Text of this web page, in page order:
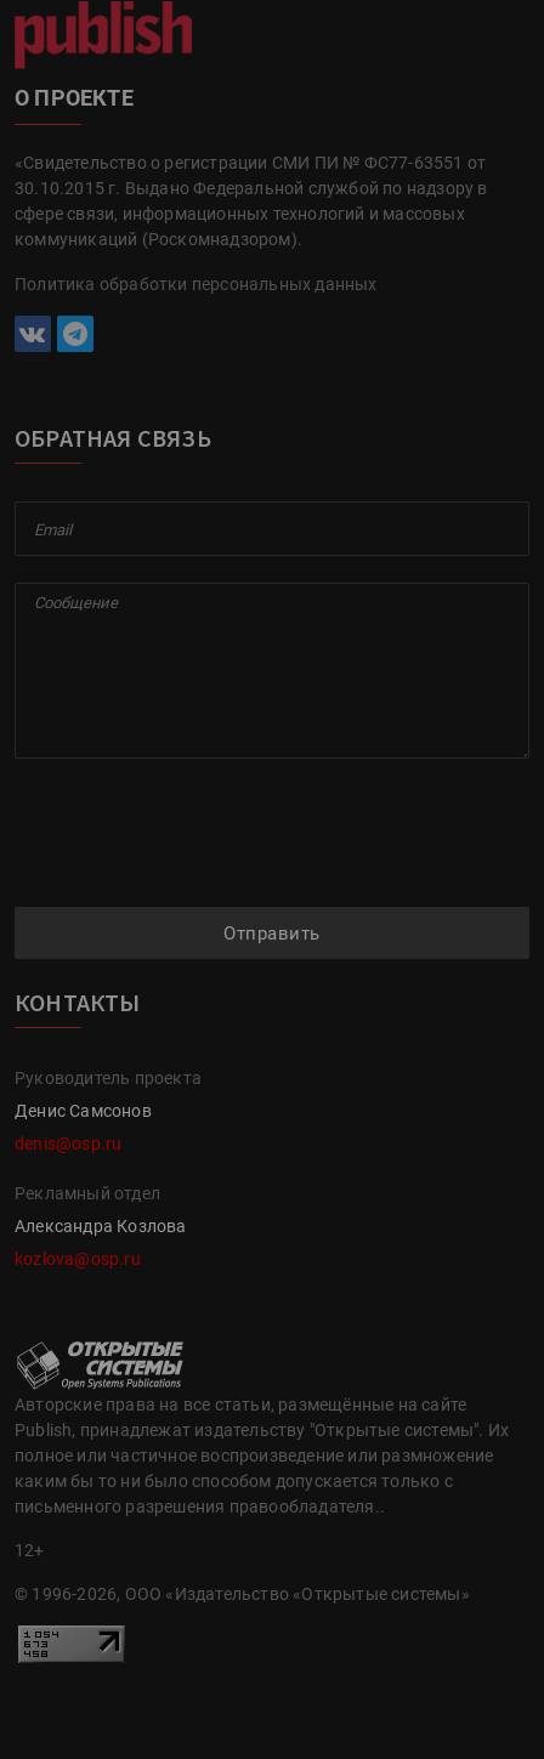
О ПРОЕКТЕ
«Свидетельство о регистрации СМИ ПИ № ФС77-63551 от
30.10.2015 г. Выдано Федеральной службой по надзору в
сфере связи, информационных технологий и массовых
коммуникаций (Роскомнадзором).
Политика обработки персональных данных
ОБРАТНАЯ СВЯЗЬ
Отправить
КОНТАКТЫ
Руководитель проекта
Денис Самсонов
denis@osp.ru
Рекламный отдел
Александра Козлова
kozlova@osp.ru
Авторские права на все статьи, размещённые на сайте
Publish, принадлежат издательству "Открытые системы". Их
полное или частичное воспроизведение или размножение
каким бы то ни было способом допускается только с
письменного разрешения правообладателя..
12+
© 1996-2026, ООО «Издательство «Открытые системы»